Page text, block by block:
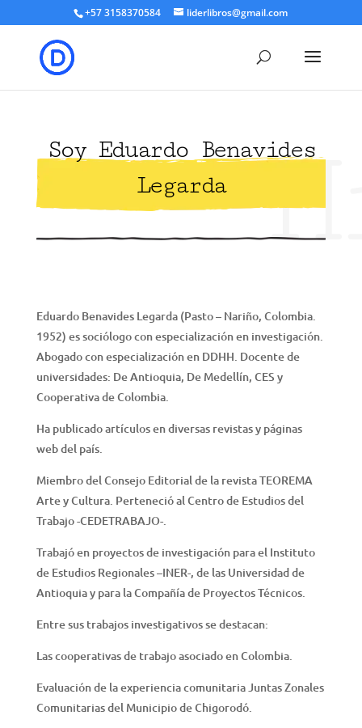
+57 3158370584 liderlibros@gmail.com
Soy Eduardo Benavides
Legarda
Eduardo Benavides Legarda (Pasto – Nariño, Colombia.
1952) es sociólogo con especialización en investigación.
Abogado con especialización en DDHH. Docente de
universidades: De Antioquia, De Medellín, CES y
Cooperativa de Colombia.
Ha publicado artículos en diversas revistas y páginas
web del país.
Miembro del Consejo Editorial de la revista TEOREMA
Arte y Cultura. Perteneció al Centro de Estudios del
Trabajo -CEDETRABAJO-.
Trabajó en proyectos de investigación para el Instituto
de Estudios Regionales –INER-, de las Universidad de
Antioquia y para la Compañía de Proyectos Técnicos.
Entre sus trabajos investigativos se destacan:
Las cooperativas de trabajo asociado en Colombia.
Evaluación de la experiencia comunitaria Juntas Zonales
Comunitarias del Municipio de Chigorodó.